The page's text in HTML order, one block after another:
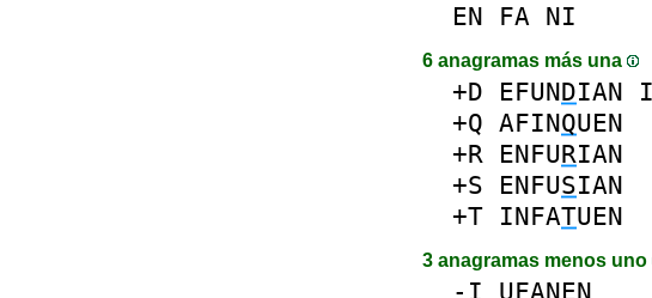
EN FA NI
6 anagramas más una
+D EFUNDIAN
+Q AFINQUEN
+R ENFURIAN
+S ENFUSIAN
+T INFATUEN
3 anagramas menos uno
- I
UFANEN